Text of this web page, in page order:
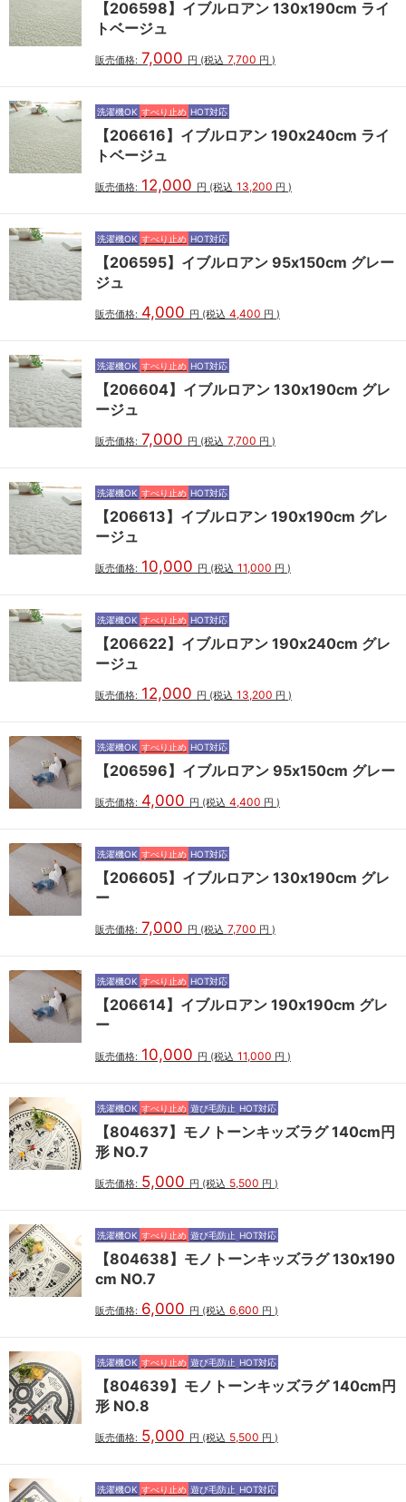
【206598】イブルロアン 130x190cm ライ
トベージュ
販売価格: 7,000 円 (税込 7,700 円 )
洗濯機OK すべり止め HOT対応
【206616】イブルロアン 190x240cm ライ
トベージュ
販売価格: 12,000 円 (税込 13,200 円 )
洗濯機OK すべり止め HOT対応
【206595】イブルロアン 95x150cm グレー
ジュ
販売価格: 4,000 円 (税込 4,400 円 )
洗濯機OK すべり止め HOT対応
【206604】イブルロアン 130x190cm グレ
ージュ
販売価格: 7,000 円 (税込 7,700 円 )
洗濯機OK すべり止め HOT対応
【206613】イブルロアン 190x190cm グレ
ージュ
販売価格: 10,000 円 (税込 11,000 円 )
洗濯機OK すべり止め HOT対応
【206622】イブルロアン 190x240cm グレ
ージュ
販売価格: 12,000 円 (税込 13,200 円 )
洗濯機OK すべり止め HOT対応
【206596】イブルロアン 95x150cm グレー
販売価格: 4,000 円 (税込 4,400 円 )
洗濯機OK すべり止め HOT対応
【206605】イブルロアン 130x190cm グレ
ー
販売価格: 7,000 円 (税込 7,700 円 )
洗濯機OK すべり止め HOT対応
【206614】イブルロアン 190x190cm グレ
ー
販売価格: 10,000 円 (税込 11,000 円 )
洗濯機OK すべり止め 遊び毛防止 HOT対応
【804637】モノトーンキッズラグ 140cm円
形 NO.7
販売価格: 5,000 円 (税込 5,500 円 )
洗濯機OK すべり止め 遊び毛防止 HOT対応
【804638】モノトーンキッズラグ 130x190
cm NO.7
販売価格: 6,000 円 (税込 6,600 円 )
洗濯機OK すべり止め 遊び毛防止 HOT対応
【804639】モノトーンキッズラグ 140cm円
形 NO.8
販売価格: 5,000 円 (税込 5,500 円 )
洗濯機OK すべり止め 遊び毛防止 HOT対応